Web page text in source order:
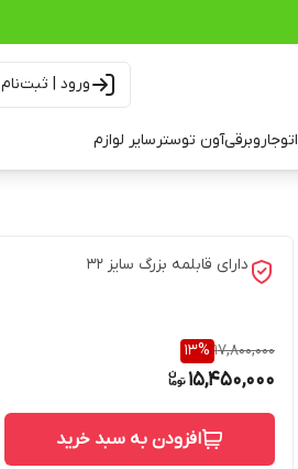
ورود | ثبت‌نام
اتوجاروبرقیآون توسترسایر لوازم
دارای قابلمه بزرگ سایز 32
17,800,000
13%
15,450,000
افزودن به سبد خرید